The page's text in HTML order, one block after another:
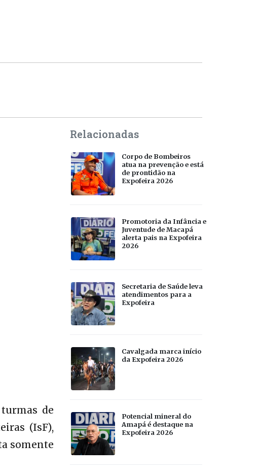
de
(IsF),
somente
Relacionadas
Corpo de Bombeiros
atua na prevenção e está
de prontidão na
Expofeira 2026
Promotoria da Infância e
Juventude de Macapá
alerta pais na Expofeira
2026
Secretaria de Saúde leva
atendimentos para a
Expofeira
Cavalgada marca início
da Expofeira 2026
Potencial mineral do
Amapá é destaque na
Expofeira 2026